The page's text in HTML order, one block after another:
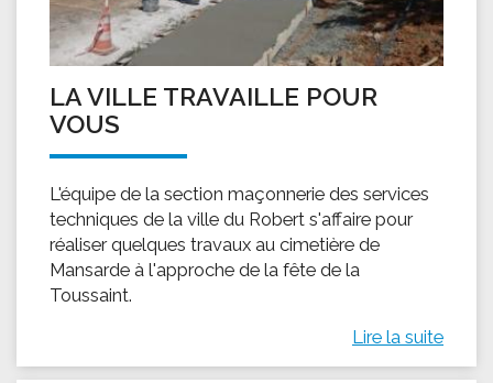
LA VILLE TRAVAILLE POUR
VOUS
L'équipe de la section maçonnerie des services
techniques de la ville du Robert s'affaire pour
réaliser quelques travaux au cimetière de
Mansarde à l'approche de la fête de la
Toussaint.
Lire la suite